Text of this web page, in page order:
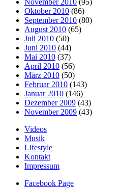
November 2010 (95)
Oktober 2010 (86)
September 2010 (80)
August 2010 (65)
Juli 2010 (50)
Juni 2010 (44)
Mai 2010 (37)
April 2010 (56)
März 2010 (50)
Februar 2010 (143)
Januar 2010 (146)
Dezember 2009 (43)
November 2009 (43)
Videos
Musik
Lifestyle
Kontakt
Impressum
Facebook Page